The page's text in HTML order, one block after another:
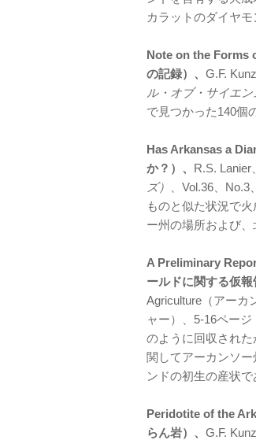
カラットのダイヤ
Note on the Forms
の記録）、 G.F.
ル・オブ・サイエン
で見つかった140個
Has Arkansas a
か？）、 R.S. Lanier、
ズ）
、Vol.36、
ものと似た状況で
ー州の場所および
A Preliminary
ールドに関する仮報
Agriculture（アーカ
ャー）、5-16ペー
のように回収され
関してアーカンソ
ンドの初生の産状
Peridotite of the
らん岩）、 G.F. Kunz